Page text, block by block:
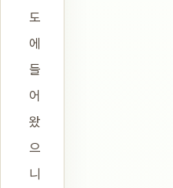
도
에
들
어
왔
으
니